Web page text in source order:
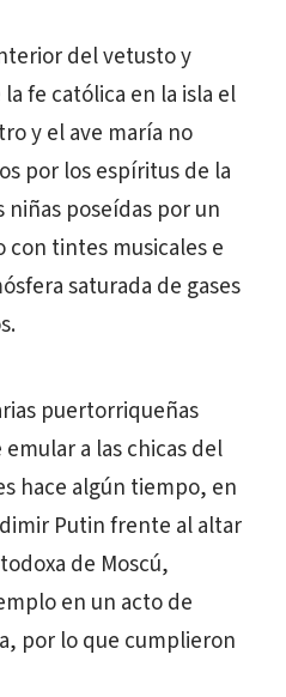
del vetusto y
fe católica en la isla el
y el ave maría no
por los espíritus de la
niñas poseídas por un
tintes musicales e
saturada de gases
puertorriqueñas
a las chicas del
hace algún tiempo, en
Putin frente al altar
de Moscú,
en un acto de
por lo que cumplieron